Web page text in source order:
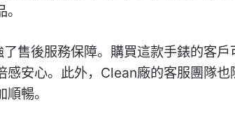
售後服務保障。購買這款手錶的客戶
感安心。此外，Clean廠的客服團隊也
暢。